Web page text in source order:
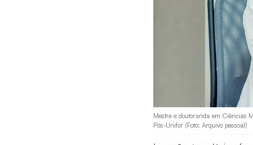
Mestre e doutoranda em Ciências
Pós-Unifor (Foto: Arquivo pessoal)